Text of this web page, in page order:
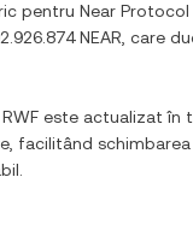
pentru Near Protocol
NEAR , care
RWF este actualizat în
facilitând schimbarea